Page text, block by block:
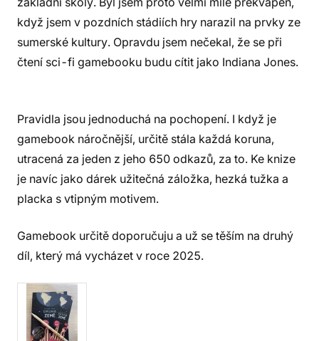
když jsem v pozdních stádiích hry narazil na prvky ze
sumerské kultury. Opravdu jsem nečekal, že se při
čtení sci-fi gamebooku budu cítit jako Indiana Jones.
Pravidla jsou jednoduchá na pochopení. I když je
gamebook náročnější, určitě stála každá koruna,
utracená za jeden z jeho 650 odkazů, za to. Ke knize
je navíc jako dárek užitečná záložka, hezká tužka a
placka s vtipným motivem.
Gamebook určitě doporučuju a už se těším na druhý
díl, který má vycházet v roce 2025.